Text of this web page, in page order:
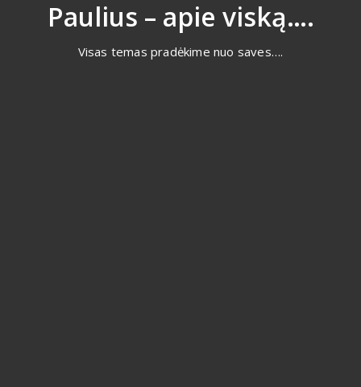
Paulius – apie viską….
Visas temas pradėkime nuo saves….